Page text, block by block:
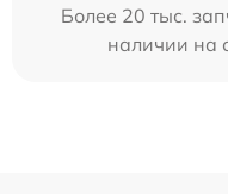
Более 20 тыс.
наличии на